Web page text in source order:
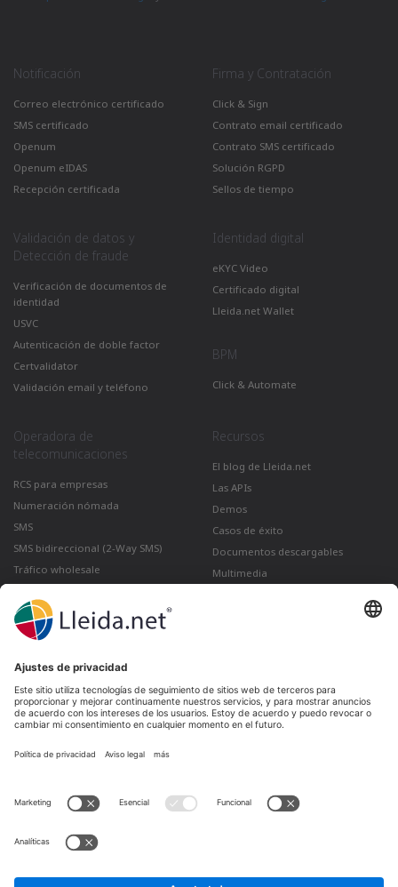
Notificación
Correo electrónico certificado
SMS certificado
Openum
Openum eIDAS
Recepción certificada
Firma y Contratación
Click & Sign
Contrato email certificado
Contrato SMS certificado
Solución RGPD
Sellos de tiempo
Validación de datos y
Detección de fraude
Verificación de documentos de
identidad
USVC
Autenticación de doble factor
Certvalidator
Validación email y teléfono
Identidad digital
eKYC Video
Certificado digital
Lleida.net Wallet
BPM
Click & Automate
Operadora de
telecomunicaciones
RCS para empresas
Numeración nómada
SMS
SMS bidireccional (2-Way SMS)
Tráfico wholesale
Recursos
El blog de Lleida.net
Las APIs
Demos
Casos de éxito
Documentos descargables
Multimedia
Lleida · Madrid · València · São Paulo · Bogotá ·
Santiago de Chile · Dubai · Santo Domingo ·
Lima
Ir a LinkedInIr a Twitter Ir a YouTubeIr a Instagram
Aviso legal